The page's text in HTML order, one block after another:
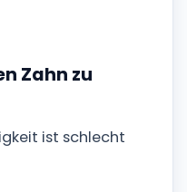
Zahn zu
ist schlecht